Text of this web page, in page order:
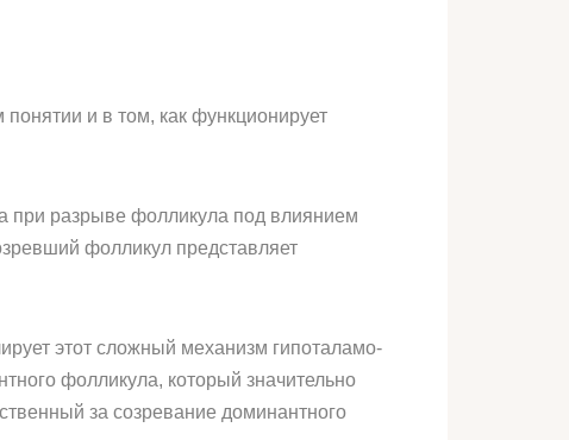
и в том, как функционирует
при разрыве фолликула под влиянием
фолликул представляет
этот сложный механизм гипоталамо-
фолликула, который значительно
за созревание доминантного